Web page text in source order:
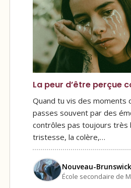
La peur d’être perçue
Quand tu vis des moments
passes souvent par des
contrôles pas toujours très
tristesse, la colère,…
Nouveau-Brunswick
École secondaire de